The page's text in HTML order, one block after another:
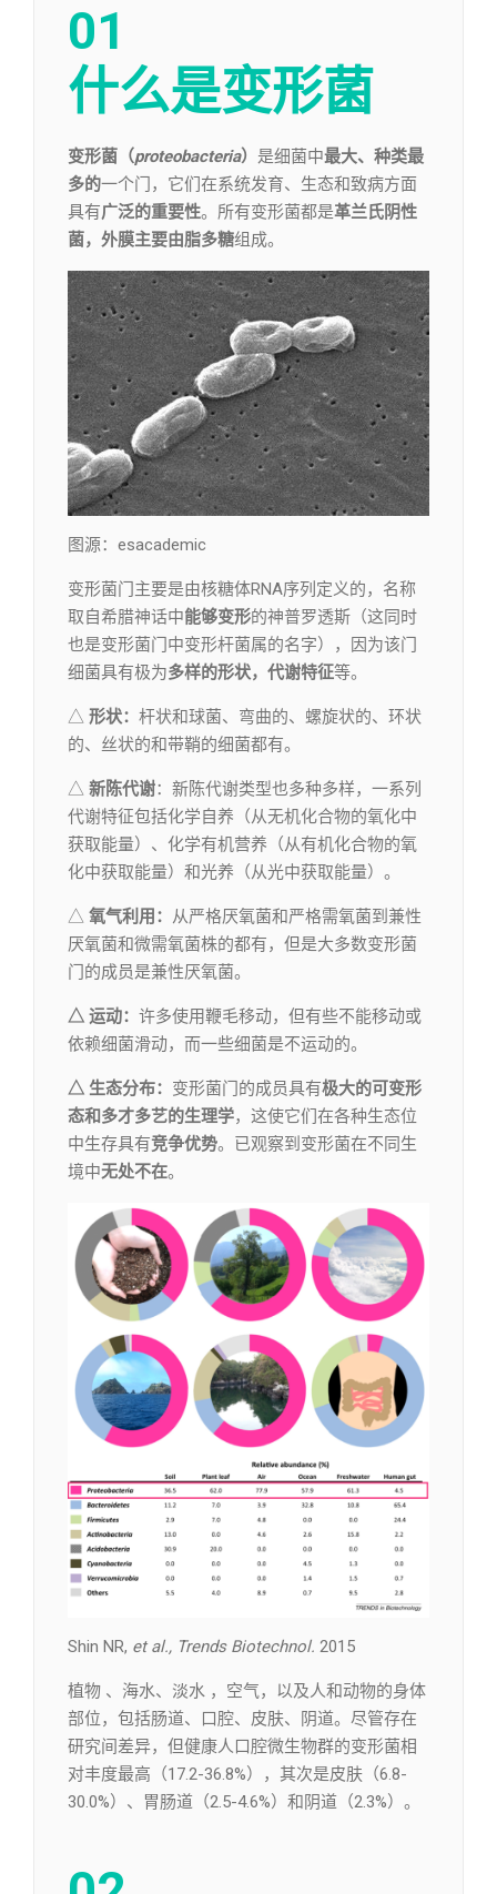
01
什么是变形菌
变形菌 （proteobacteria） 是细菌中最大、种类最
多的一个门，它们在系统发育、生态和致病方面
具有广泛的重要性。所有变形菌都是革兰氏阴性
菌，外膜主要由脂多糖组成。
图源：esacademic
变形菌门主要是由核糖体RNA序列定义的，名称
取自希腊神话中能够变形的神普罗透斯（这同时
也是变形菌门中变形杆菌属的名字），因为该门
细菌具有极为多样的形状，代谢特征等。
△ 形状： 杆状和球菌、弯曲的、螺旋状的、环状
的、丝状的和带鞘的细菌都有。
△ 新陈代谢：新陈代谢类型也多种多样，一系列
代谢特征包括化学自养（从无机化合物的氧化中
获取能量）、化学有机营养（从有机化合物的氧
化中获取能量）和光养（从光中获取能量）。
△ 氧气利用： 从严格厌氧菌和严格需氧菌到兼性
厌氧菌和微需氧菌株的都有，但是大多数变形菌
门的成员是兼性厌氧菌。
△ 运动： 许多使用鞭毛移动，但有些不能移动或
依赖细菌滑动，而一些细菌是不运动的。
△ 生态分布： 变形菌门的成员具有极大的可变形
态和多才多艺的生理学，这使它们在各种生态位
中生存具有竞争优势。已观察到变形菌在不同生
境中无处不在。
Shin NR, et al., Trends Biotechnol. 2015
植物 、海水、淡水 ，空气，以及人和动物的身体
部位，包括肠道、口腔、皮肤、阴道。尽管存在
研究间差异，但健康人口腔微生物群的变形菌相
对丰度最高（17.2-36.8%），其次是皮肤（6.8-
30.0%）、胃肠道（2.5-4.6%）和阴道（2.3%）。